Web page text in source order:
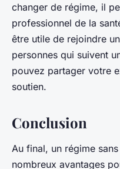
changer de régime, il
professionnel de la
être utile de rejoindre
personnes qui suivent
pouvez partager votre
soutien.
Conclusion
Au final, un régime
nombreux avantages